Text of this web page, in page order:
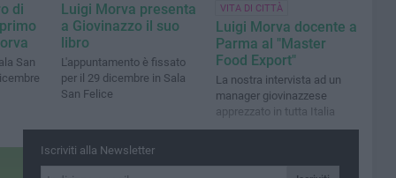
di
San
Luigi Morva presenta
a Giovinazzo il suo
libro
L'appuntamento è fissato
per il 29 dicembre in Sala
San Felice
VITA DI CITTÀ
Luigi Morva docente a
Parma al "Master
Food Export"
La nostra intervista ad un
manager giovinazzese
apprezzato in tutta Italia
Iscriviti alla Newsletter